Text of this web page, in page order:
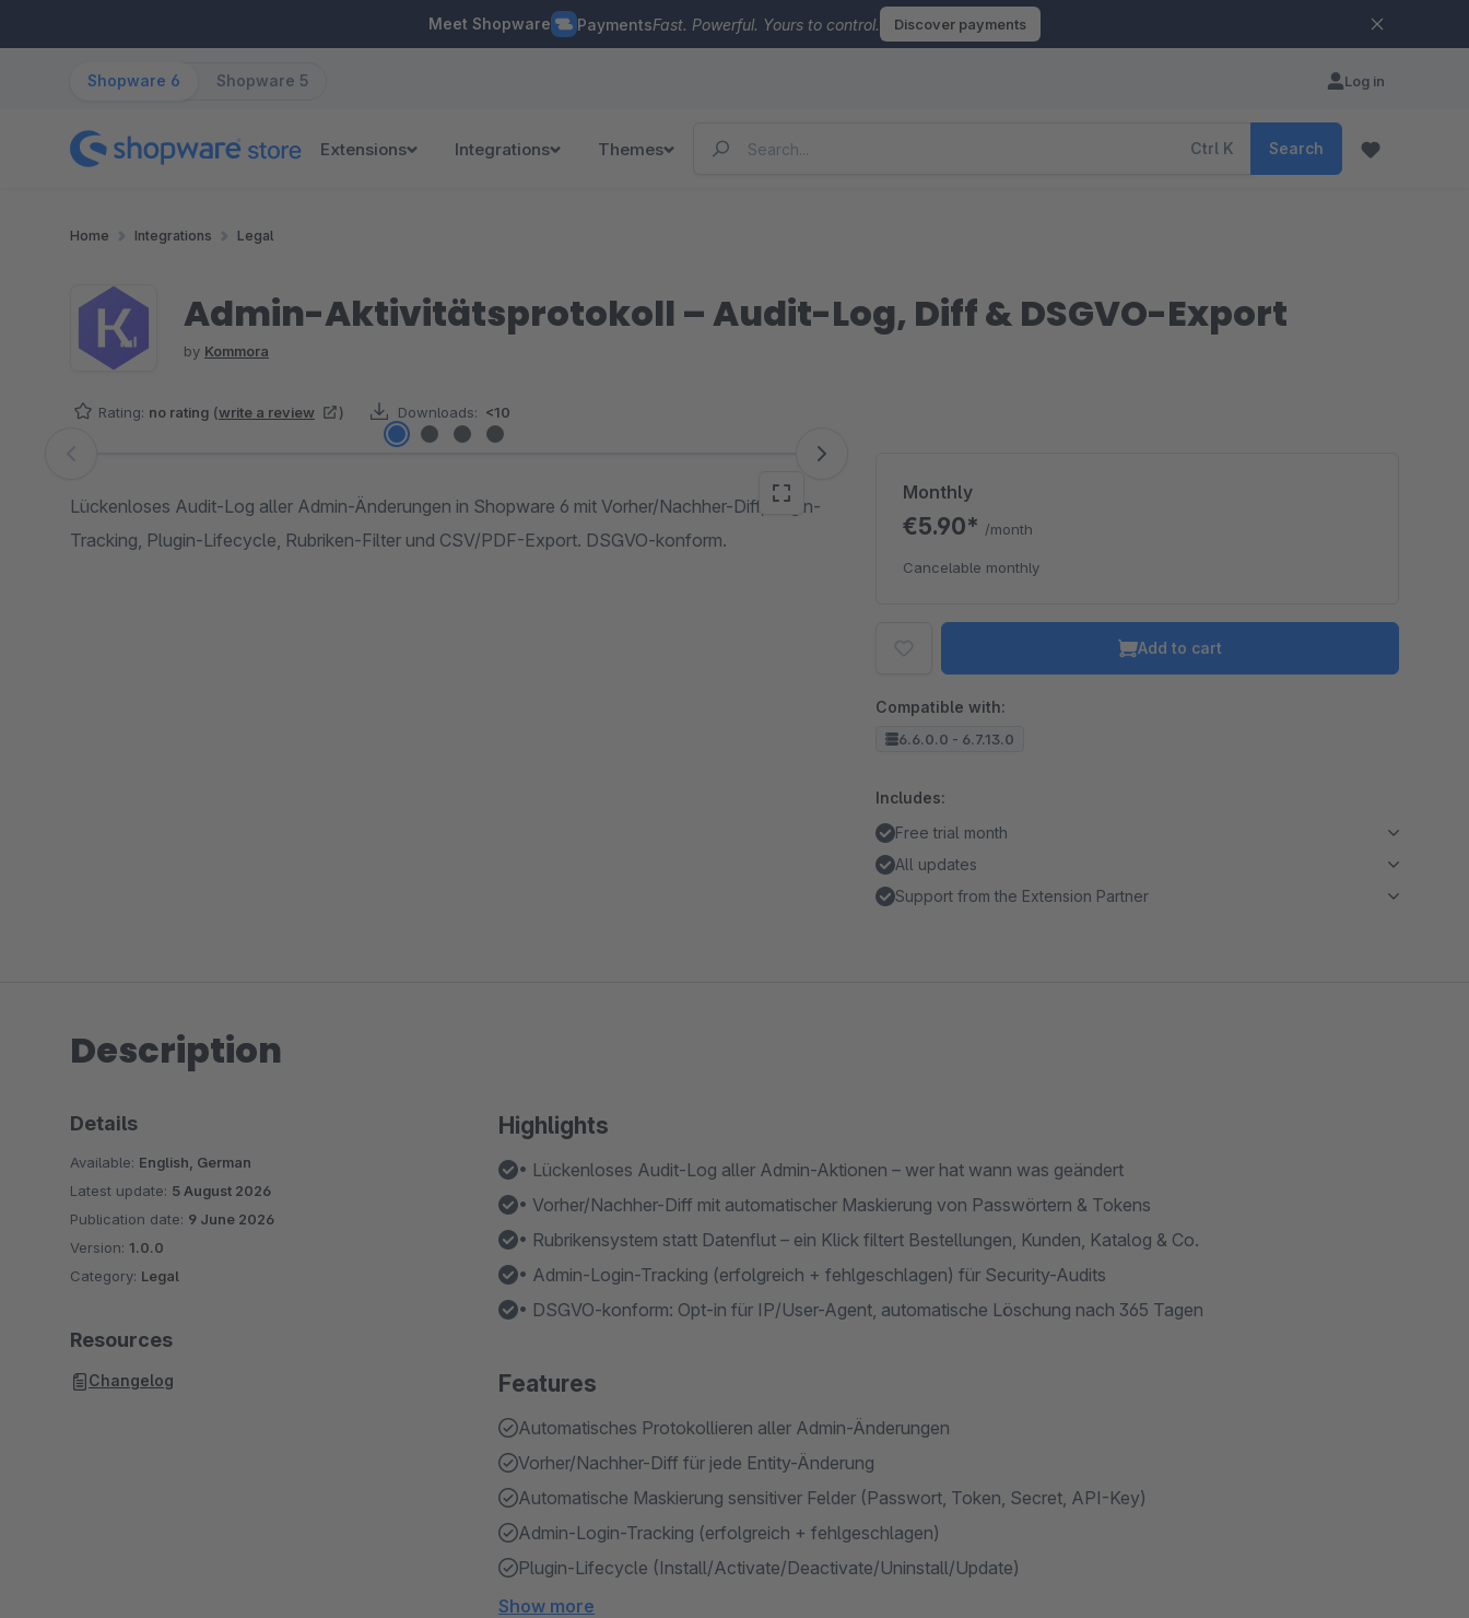
Meet Shopware PaymentsFast. Powerful. Yours to control. Discover payments
Shopware 6 Shopware 5 Log in
Extensions Integrations Themes Ctrl K Search
Home Integrations Legal
Admin-Aktivitätsprotokoll – Audit-Log, Diff & DSGVO-Export
by Kommora
Rating: no rating (write a review ) Downloads: <10
Skip image gallery
Lückenloses Audit-Log aller Admin-Änderungen in Shopware 6 mit Vorher/Nachher-Diff, Login-
Tracking, Plugin-Lifecycle, Rubriken-Filter und CSV/PDF-Export. DSGVO-konform.
Monthly
€5.90* /month
Cancelable monthly
Add to cart
Compatible with:
6.6.0.0 - 6.7.13.0
Includes:
Free trial month
All updates
Support from the Extension Partner
Description
Highlights
• Lückenloses Audit-Log aller Admin-Aktionen – wer hat wann was geändert
• Vorher/Nachher-Diff mit automatischer Maskierung von Passwörtern & Tokens
• Rubrikensystem statt Datenflut – ein Klick filtert Bestellungen, Kunden, Katalog & Co.
• Admin-Login-Tracking (erfolgreich + fehlgeschlagen) für Security-Audits
• DSGVO-konform: Opt-in für IP/User-Agent, automatische Löschung nach 365 Tagen
Features
Automatisches Protokollieren aller Admin-Änderungen
Vorher/Nachher-Diff für jede Entity-Änderung
Automatische Maskierung sensitiver Felder (Passwort, Token, Secret, API-Key)
Admin-Login-Tracking (erfolgreich + fehlgeschlagen)
Plugin-Lifecycle (Install/Activate/Deactivate/Uninstall/Update)
Show more
Details
Available: English, German
Latest update: 5 August 2026
Publication date: 9 June 2026
Version: 1.0.0
Category: Legal
Resources
Changelog